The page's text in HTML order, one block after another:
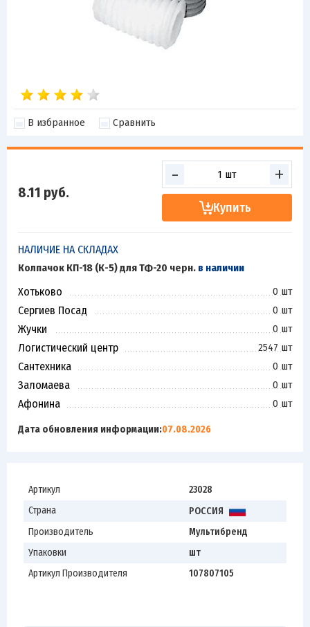
В избранное Сравнить
8.11 руб.
- +
Купить
НАЛИЧИЕ НА СКЛАДАХ
Колпачок КП-18 (К-5) для ТФ-20 черн. в наличии
Хотьково 0 шт
Сергиев Посад 0 шт
Жучки 0 шт
Логистический центр 2547 шт
Сантехника 0 шт
Заломаева 0 шт
Афонина 0 шт
Дата обновления информации:07.08.2026
Артикул
23028
Страна
РОССИЯ
Производитель
Мультибренд
Упаковки
шт
Артикул Производителя
107807105